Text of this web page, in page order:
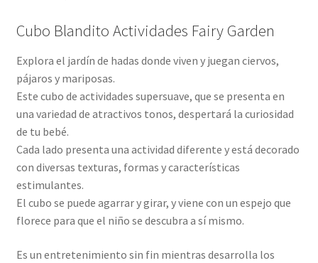
Cubo Blandito Actividades Fairy Garden
Explora el jardín de hadas donde viven y juegan ciervos,
pájaros y mariposas.
Este cubo de actividades supersuave, que se presenta en
una variedad de atractivos tonos, despertará la curiosidad
de tu bebé.
Cada lado presenta una actividad diferente y está decorado
con diversas texturas, formas y características
estimulantes.
El cubo se puede agarrar y girar, y viene con un espejo que
florece para que el niño se descubra a sí mismo.
Es un entretenimiento sin fin mientras desarrolla los